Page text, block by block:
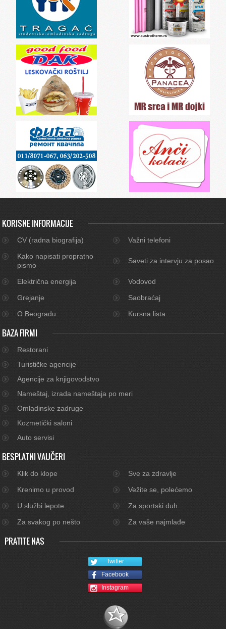
KORISNE INFORMACIJE
CV (radna biografija)
Važni telefoni
Kako napisati propratno
pismo
Saveti za intervju za posao
Električna energija
Vodovod
Grejanje
Saobraćaj
O Beogradu
Kursna lista
BAZA FIRMI
Restorani
Turističke agencije
Agencije za knjigovodstvo
Nameštaj, izrada nameštaja po meri
Omladinske zadruge
Kozmetički saloni
Auto servisi
BESPLATNI VAUČERI
Klik do klope
Sve za zdravlje
Krenimo u provod
Vežite se, polećemo
U službi lepote
Za sportski duh
Za svakog po nešto
Za vaše najmlađe
PRATITE NAS
Twitter
Facebook
Instagram